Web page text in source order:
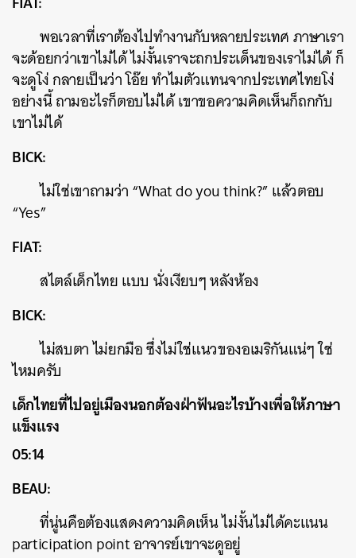
พอเวลาที่เราต้องไปทำงานกับหลายประเทศ ภาษาเรา
จะด้อยกว่าเขาไม่ได้ ไม่งั้นเราจะถกประเด็นของเราไม่ได้ ก็
จะดูโง่ กลายเป็นว่า โอ๊ย ทำไมตัวแทนจากประเทศไทยโง่
อย่างนี้ ถามอะไรก็ตอบไม่ได้ เขาขอความคิดเห็นก็ถกกับ
เขาไม่ได้
BICK:
ไม่ใช่เขาถามว่า “What do you think?” แล้วตอบ
“Yes”
FIAT:
สไตล์เด็กไทย แบบ นั่งเงียบๆ หลังห้อง
BICK:
ไม่สบตา ไม่ยกมือ ซึ่งไม่ใช่แนวของอเมริกันแน่ๆ ใช่
ไหมครับ
เด็กไทยที่ไปอยู่เมืองนอกต้องฝ่าฟันอะไรบ้างเพื่อให้ภาษา
แข็งแรง
05:14
BEAU:
ที่นู่นคือต้องแสดงความคิดเห็น ไม่งั้นไม่ได้คะแนน
participation point อาจารย์เขาจะดูอยู่